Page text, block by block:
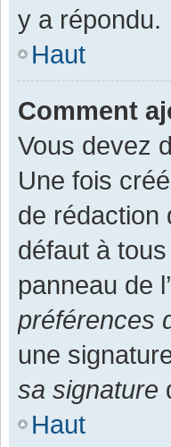
y a répondu.
Haut
Comment
Vous devez
Une fois
de rédaction
défaut à
panneau de
préférences
une
sa signature
Haut